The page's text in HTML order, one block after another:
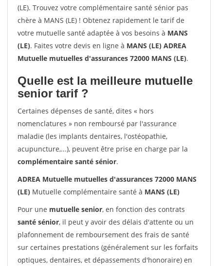
(LE). Trouvez votre complémentaire santé sénior pas
chère à MANS (LE) ! Obtenez rapidement le tarif de
votre mutuelle santé adaptée à vos besoins à MANS
(LE). Faites votre devis en ligne à MANS (LE) ADREA
Mutuelle mutuelles d'assurances 72000 MANS (LE).
Quelle est la meilleure mutuelle
senior tarif ?
Certaines dépenses de santé, dites « hors
nomenclatures » non remboursé par l'assurance
maladie (les implants dentaires, l'ostéopathie,
acupuncture,...), peuvent être prise en charge par la
complémentaire santé sénior.
ADREA Mutuelle mutuelles d'assurances 72000 MANS
(LE) Mutuelle complémentaire santé à MANS (LE)
Pour une mutuelle senior, en fonction des contrats
santé sénior, il peut y avoir des délais d'attente ou un
plafonnement de remboursement des frais de santé
sur certaines prestations (généralement sur les forfaits
optiques, dentaires, et dépassements d'honoraire) en